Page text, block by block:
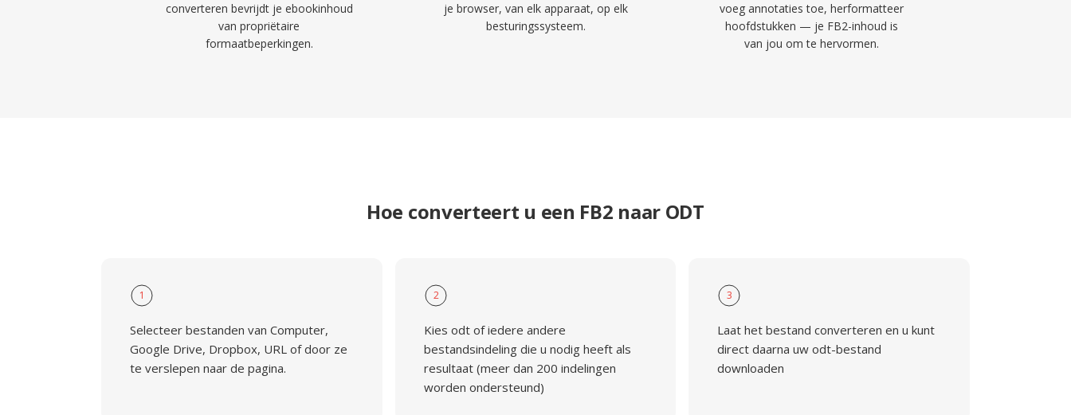
converteren bevrijdt je ebookinhoud
van propriëtaire
formaatbeperkingen.
je browser, van elk apparaat, op elk
besturingssysteem.
voeg annotaties toe, herformatteer
hoofdstukken — je FB2-inhoud is
van jou om te hervormen.
Hoe converteert u een FB2 naar ODT
1
Selecteer bestanden van Computer,
Google Drive, Dropbox, URL of door ze
te verslepen naar de pagina.
2
Kies odt of iedere andere
bestandsindeling die u nodig heeft als
resultaat (meer dan 200 indelingen
worden ondersteund)
3
Laat het bestand converteren en u kunt
direct daarna uw odt-bestand
downloaden